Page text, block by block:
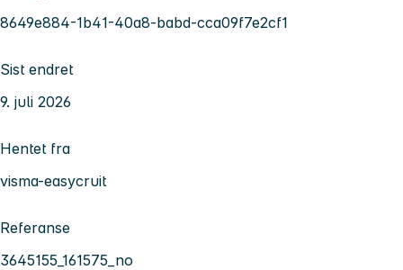
8649e884-1b41-40a8-babd-cca09f7e2cf1
Sist endret
9. juli 2026
Hentet fra
visma-easycruit
Referanse
3645155_161575_no